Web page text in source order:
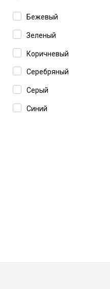
Бежевый
Зеленый
Коричневый
Серебряный
Серый
Синий